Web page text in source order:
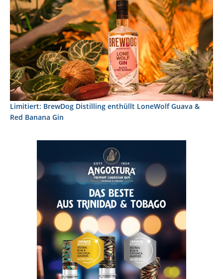
Limitiert: BrewDog Distilling enthüllt LoneWolf Guava &
Red Banana Gin